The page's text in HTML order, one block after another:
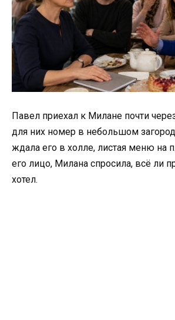
Павел приехал к Милане почти
для них номер в небольшом
ждала его в холле, листая меню на
его лицо, Милана спросила, всё ли
хотел.